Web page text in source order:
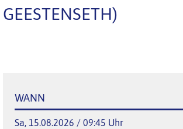
GEESTENSETH)
WANN
Sa, 15.08.2026 / 09:45 Uhr